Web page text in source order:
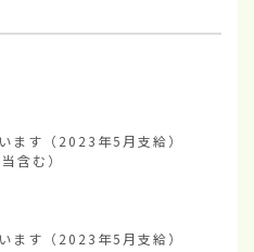
ます（2023年5月支給）
含む）
ます（2023年5月支給）